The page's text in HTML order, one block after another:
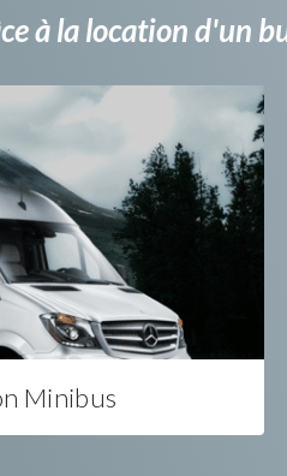
à la location d'un
Minibus